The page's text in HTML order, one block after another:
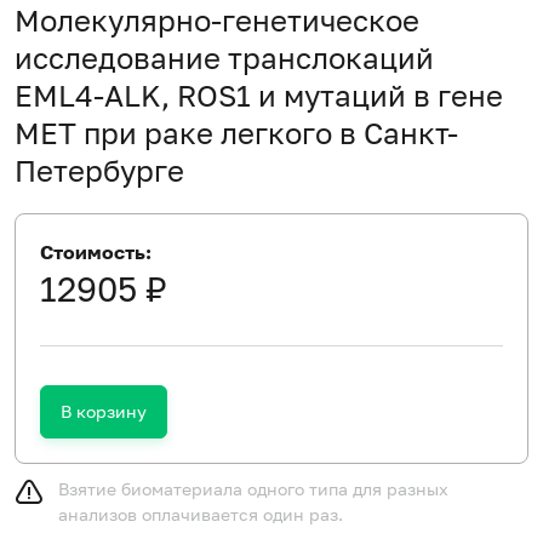
Молекулярно-генетическое
исследование транслокаций
EML4-ALK, ROS1 и мутаций в гене
MET при раке легкого в Санкт-
Петербурге
Стоимость:
12905 ₽
В корзину
Взятие биоматериала одного типа для разных
анализов оплачивается один раз.